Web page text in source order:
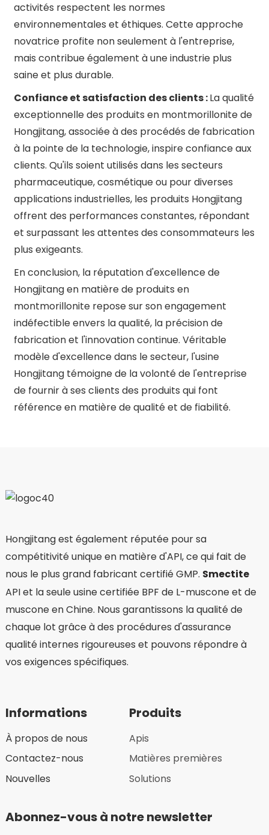
activités respectent les normes
environnementales et éthiques. Cette approche
novatrice profite non seulement à l'entreprise,
mais contribue également à une industrie plus
saine et plus durable.
Confiance et satisfaction des clients :La qualité
exceptionnelle des produits en montmorillonite de
Hongjitang, associée à des procédés de fabrication
à la pointe de la technologie, inspire confiance aux
clients. Qu'ils soient utilisés dans les secteurs
pharmaceutique, cosmétique ou pour diverses
applications industrielles, les produits Hongjitang
offrent des performances constantes, répondant
et surpassant les attentes des consommateurs les
plus exigeants.
En conclusion, la réputation d'excellence de
Hongjitang en matière de produits en
montmorillonite repose sur son engagement
indéfectible envers la qualité, la précision de
fabrication et l'innovation continue. Véritable
modèle d'excellence dans le secteur, l'usine
Hongjitang témoigne de la volonté de l'entreprise
de fournir à ses clients des produits qui font
référence en matière de qualité et de fiabilité.
Hongjitang est également réputée pour sa
compétitivité unique en matière d'API, ce qui fait de
nous le plus grand fabricant certifié GMP. Smectite
API et la seule usine certifiée BPF de L-muscone et de
muscone en Chine. Nous garantissons la qualité de
chaque lot grâce à des procédures d'assurance
qualité internes rigoureuses et pouvons répondre à
vos exigences spécifiques.
Informations
À propos de nous
Contactez-nous
Nouvelles
Produits
Apis
Matières premières
Solutions
Abonnez-vous à notre newsletter